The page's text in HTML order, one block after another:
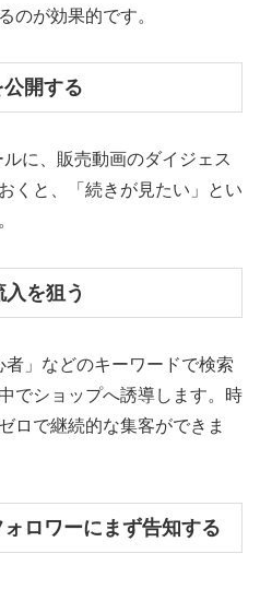
のが効果的です。
開する
に、販売動画のダイジェス
くと、「続きが見たい」とい
を狙う
者」などのキーワードで検索
でショップへ誘導します。時
ロで継続的な集客ができま
ロワーにまず告知する